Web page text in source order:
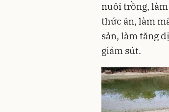
nuôi trồng,
thức ăn, làm
sản, làm tăng
giảm sút.